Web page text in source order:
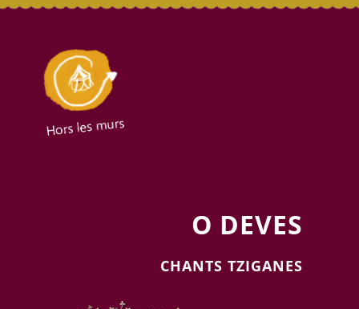
O DEVES
CHANTS TZIGANES